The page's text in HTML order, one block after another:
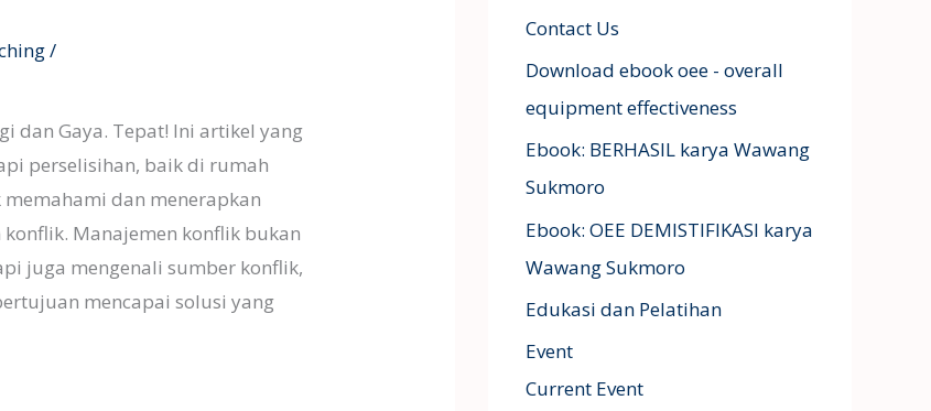
/
dan Gaya. Tepat! Ini artikel yang
perselisihan, baik di rumah
dan menerapkan
Manajemen konflik bukan
juga mengenali sumber konflik,
mencapai solusi yang
Contact Us
Download ebook oee - overall
equipment effectiveness
Ebook: BERHASIL karya Wawang
Sukmoro
Ebook: OEE DEMISTIFIKASI karya
Wawang Sukmoro
Edukasi dan Pelatihan
Event
Current Event